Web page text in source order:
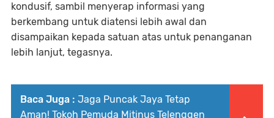
kondusif, sambil menyerap informasi yang
berkembang untuk diatensi lebih awal dan
disampaikan kepada satuan atas untuk penanganan
lebih lanjut, tegasnya.
Baca Juga : Jaga Puncak Jaya Tetap
Aman! Tokoh Pemuda Mitinus Telenggen